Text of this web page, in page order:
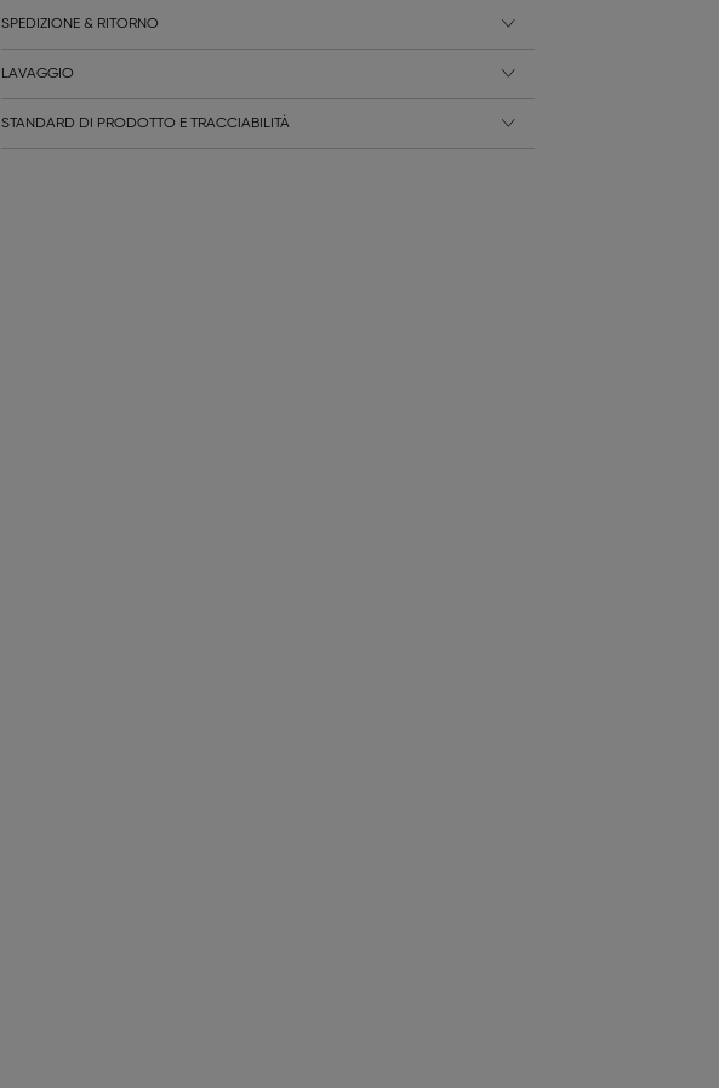
SPEDIZIONE & RITORNO
LAVAGGIO
STANDARD DI PRODOTTO E TRACCIABILITÀ